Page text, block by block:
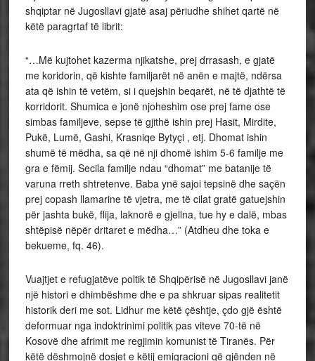
shqiptar në Jugosllavi gjatë asaj përiudhe shihet qartë në
këtë paragrtaf të librit:
“…Më kujtohet kazerma njikatshe, prej drrasash, e gjatë
me koridorin, që kishte familjarët në anën e majtë, ndërsa
ata që ishin të vetëm, si i quejshin beqarët, në të djathtë të
korridorit. Shumica e jonë njoheshim ose prej fame ose
simbas familjeve, sepse të gjithë ishin prej Hasit, Mirdite,
Pukë, Lumë, Gashi, Krasniqe Bytyçi , etj. Dhomat ishin
shumë të mëdha, sa që në nji dhomë ishim 5-6 familje me
gra e fëmij. Secila familje ndau “dhomat” me batanije të
varuna rreth shtretenve. Baba ynë sajoi tepsinë dhe saçën
prej copash llamarine të vjetra, me të cilat gratë gatuejshin
për jashta bukë, flija, laknorë e gjellna, tue hy e dalë, mbas
shtëpisë nëpër dritaret e mëdha…” (Atdheu dhe toka e
bekueme, fq. 46).
Vuajtjet e refugjatëve poltik të Shqipërisë në Jugosllavi janë
një histori e dhimbëshme dhe e pa shkruar sipas realitetit
historik deri me sot. Lidhur me këtë çështje, çdo gjë është
deformuar nga indoktrinimi politik pas viteve 70-të në
Kosovë dhe afrimit me regjimin komunist të Tiranës. Për
këtë dëshmojnë dosjet e këtij emigracioni që gjënden në